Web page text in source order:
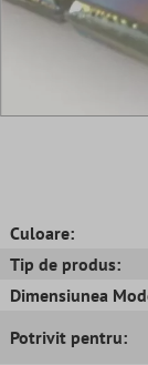
Culoare:
Tip de produs:
Dimensiunea
Potrivit pentru: